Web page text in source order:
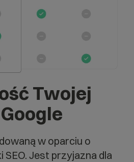
Twojej
w oparciu o
SEO. Jest przyjazna dla